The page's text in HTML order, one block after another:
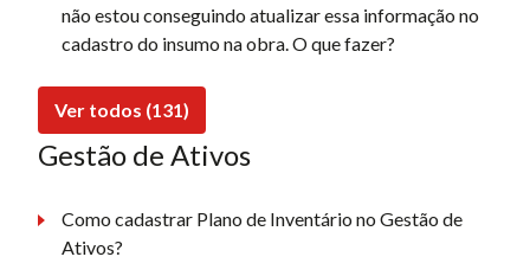
não estou conseguindo atualizar essa informação no
cadastro do insumo na obra. O que fazer?
Ver todos (131)
Gestão de Ativos
Como cadastrar Plano de Inventário no Gestão de
Ativos?